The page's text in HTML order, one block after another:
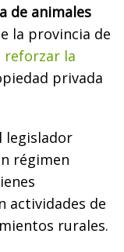
de animales
la provincia de
reforzar la
privada
legislador
régimen
actividades de
rurales.